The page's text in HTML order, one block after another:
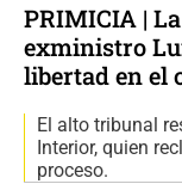
PRIMICIA |
exministro
libertad en el
El alto tribunal
Interior, quien
proceso.